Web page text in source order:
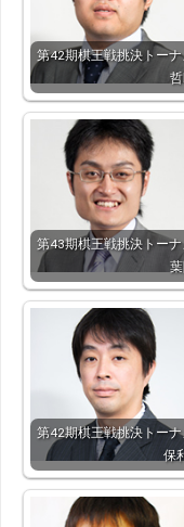
第42期棋王戦挑決トー
第43期棋王戦挑決トー
第42期棋王戦挑決トー
保